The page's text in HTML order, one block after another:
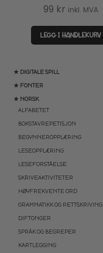
★ DIGITALE SPILL
★ FONTER
★ NORSK
ALFABETET
BOKSTAVREPETISJON
BEGYNNEROPPLÆRING
LESEOPPLÆRING
LESEFORSTÅELSE
SKRIVEAKTIVITETER
HØYFREKVENTE ORD
GRAMMATIKK OG RETTSKRIVING
DIFTONGER
SPRÅK OG BEGREPER
KARTLEGGING
99 kr inkl. MVA
LEGG I HANDLEKURV